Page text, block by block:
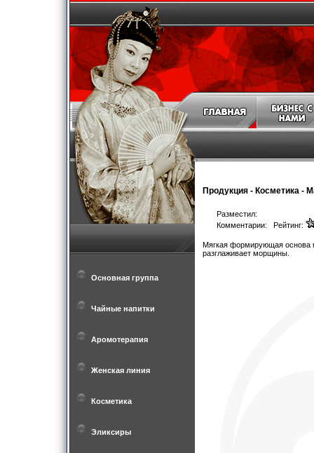
Основная группа
Чайные напитки
Аромотерапия
Женская линия
Косметика
Эликсиры
Продукция - Косметика -
Разместил:
Комментарии: Рейтинг:
Мягкая формирующая основа
разглаживает морщины.